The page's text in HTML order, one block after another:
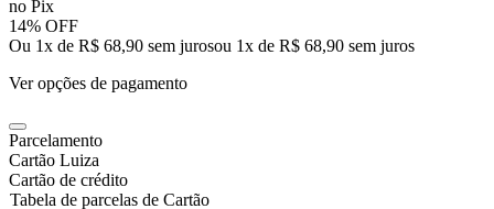
no Pix
14% OFF
Ou 1x de R$ 68,90 sem jurosou 1x de R$ 68,90 sem juros
Ver opções de pagamento
Parcelamento
Cartão Luiza
Cartão de crédito
Tabela de parcelas de Cartão